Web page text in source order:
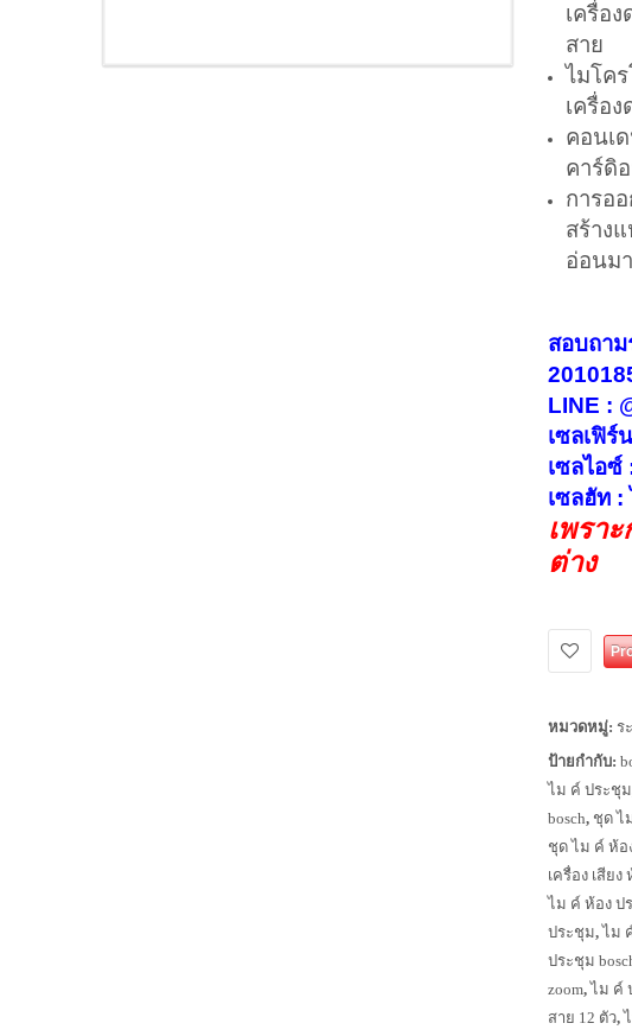
เครื่อ
สาย
ไมโค
เครื่อ
คอนเ
คาร์ดิ
การอ
สร้าง
อ่อนม
สอบถาม
LINE :
เซลเฟิร์
เซลไอซ์
เซลฮัท :
เพรา
ต่าง
หมวดหมู่: ร
ป้ายกำกับ:
ไม ค์ ประชุม
bosch, ชุด ไ
ชุด ไม ค์ ห้อ
เครื่อง เสีย
ไม ค์ ห้อง ป
ประชุม,ไม
ประชุม
zoom,ไม ค์
สาย 12 ตัว,